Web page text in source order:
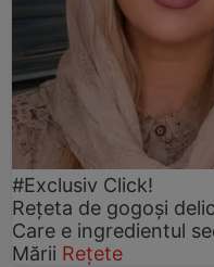
#Exclusiv Click!
Rețeta de gogoşi
Care e ingredientul
Mării Rețete